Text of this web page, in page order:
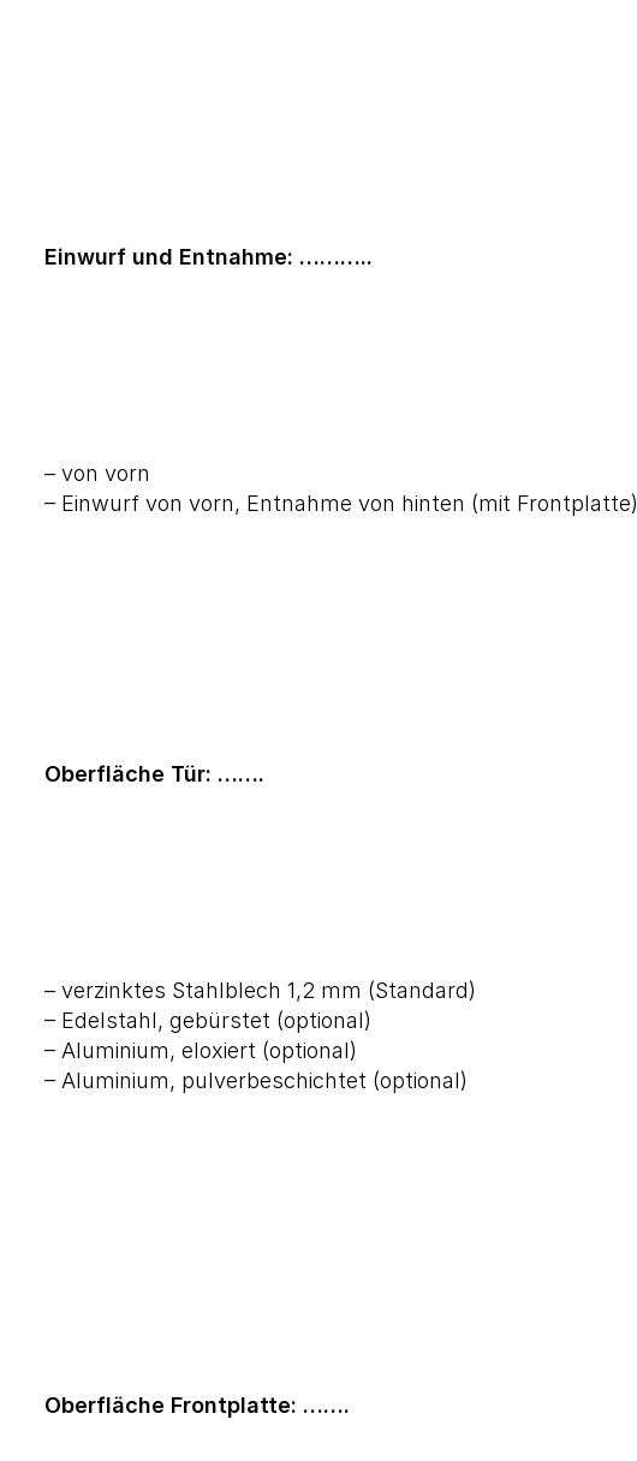
Einwurf und Entnahme: ………..
– von vorn
– Einwurf von vorn, Entnahme von hinten (mit Frontplatte)
Oberfläche Tür: …….
– verzinktes Stahlblech 1,2 mm (Standard)
– Edelstahl, gebürstet (optional)
– Aluminium, eloxiert (optional)
– Aluminium, pulverbeschichtet (optional)
Oberfläche Frontplatte: …….